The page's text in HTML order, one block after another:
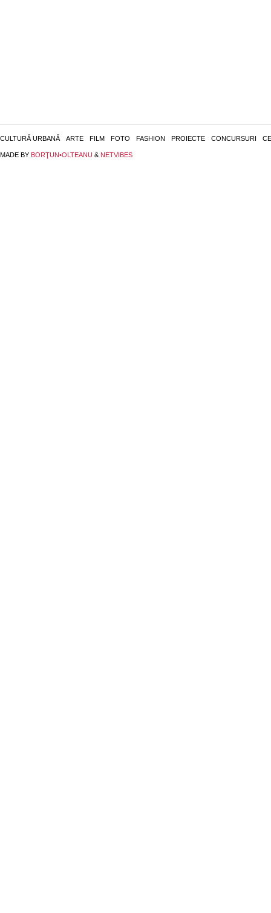
CULTURĂ URBANĂ ARTE FILM FOTO FASHION PROIECTE CONCURSURI
MADE BY BORŢUN•OLTEANU & NETVIBES